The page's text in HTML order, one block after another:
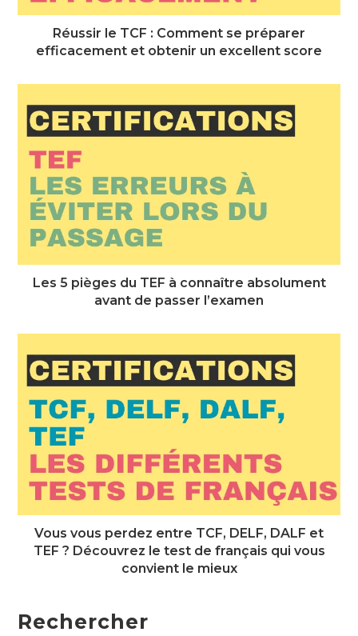
Réussir le TCF : Comment se préparer
efficacement et obtenir un excellent score
Les 5 pièges du TEF à connaître absolument
avant de passer l’examen
Vous vous perdez entre TCF, DELF, DALF et
TEF ? Découvrez le test de français qui vous
convient le mieux
Rechercher